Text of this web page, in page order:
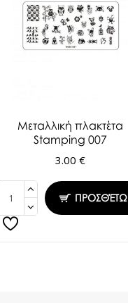
Μεταλλική πλακτέτα
Stamping 007
3.00 €
ΠΡΟΣΘΈΤΩ